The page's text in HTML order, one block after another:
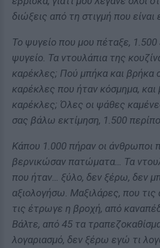
διώξεις από τη στιγμή που είναι
Το ψυγείο που μου πέταξε,
ψυγείο. Τα ντουλάπια της
καρέκλες; Πού μπήκα και βρήκα
καρέκλες που ήταν κόσμημα,
καρέκλες; Όλες οι ψάθες
σας βάλω εκτίμηση, 1.500
Κάπου 1.000 πήραν οι άνθρωποι
βερνικώσαν πατώματα… Τα
που ήταν… ξύλο, δεν ξέρω, δεν
αξιολογήσω. Μαξιλάρες, που
τις έτρωγε η βροχή, από
Βάλτε, από 45 τα
λογαριασμό, δεν ξέρω εγώ τι